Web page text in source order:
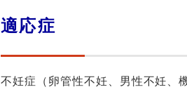
適応症
不妊症（卵管性不妊、男性不妊、